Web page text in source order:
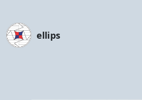
ellips